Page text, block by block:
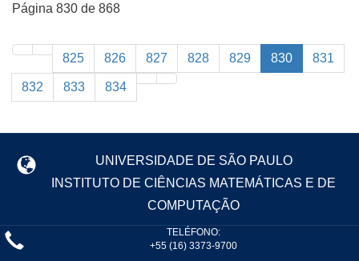
Página 830 de 868
825 826 827 828 829 830 831
832 833 834
UNIVERSIDADE DE SÃO PAULO
INSTITUTO DE CIÊNCIAS MATEMÁTICAS E DE
COMPUTAÇÃO
TELÉFONO:
+55 (16) 3373-9700